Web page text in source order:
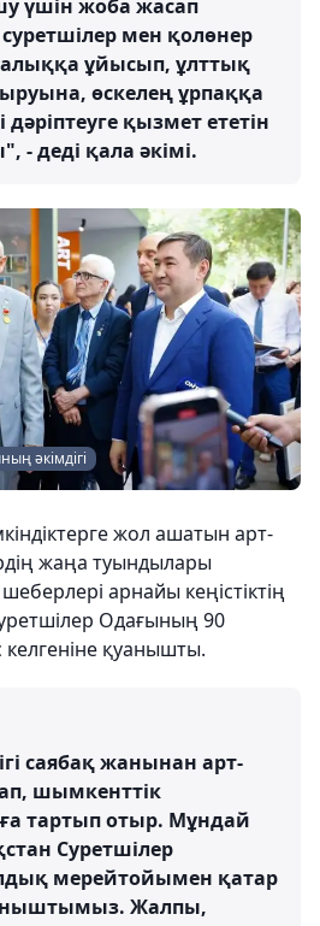
үшін жоба жасап
мен қолөнер
ұйысып, ұлттық
өскелең ұрпаққа
дәріптеуге қызмет ететін
- деді қала әкімі.
әкімдігі
жол ашатын арт-
жаңа туындылары
арнайы кеңістіктің
Одағының 90
қуанышты.
саябақ жанынан арт-
шымкенттік
тартып отыр. Мұндай
Суретшілер
мерейтойымен қатар
Жалпы,